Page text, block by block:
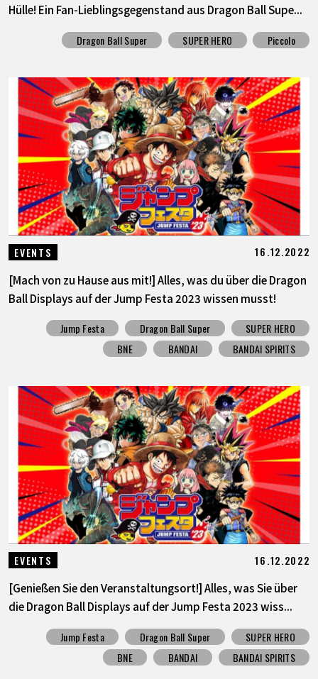
Hülle! Ein Fan-Lieblingsgegenstand aus Dragon Ball Supe...
Dragon Ball Super SUPER HERO Piccolo
EVENTS 16.12.2022
[Mach von zu Hause aus mit!] Alles, was du über die Dragon
Ball Displays auf der Jump Festa 2023 wissen musst!
Jump Festa Dragon Ball Super
SUPER HERO
BNE
BANDAI BANDAI SPIRITS
EVENTS 16.12.2022
[Genießen Sie den Veranstaltungsort!] Alles, was Sie über
die Dragon Ball Displays auf der Jump Festa 2023 wiss...
Jump Festa Dragon Ball Super
SUPER HERO
BNE
BANDAI BANDAI SPIRITS